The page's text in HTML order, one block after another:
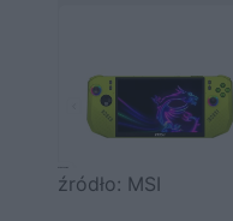
źródło: MSI